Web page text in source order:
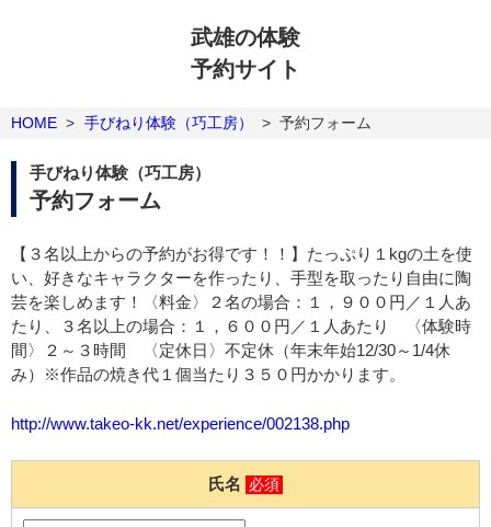
武雄の体験
予約サイト
HOME > 手びねり体験（巧工房） > 予約フォーム
手びねり体験（巧工房）
予約フォーム
【３名以上からの予約がお得です！！】たっぷり１kgの土を使
い、好きなキャラクターを作ったり、手型を取ったり自由に陶
芸を楽しめます！〈料金〉２名の場合：１，９００円／１人あ
たり、３名以上の場合：１，６００円／１人あたり 〈体験時
間〉２～３時間 〈定休日〉不定休（年末年始12/30～1/4休
み）※作品の焼き代１個当たり３５０円かかります。
http://www.takeo-kk.net/experience/002138.php
氏名 必須